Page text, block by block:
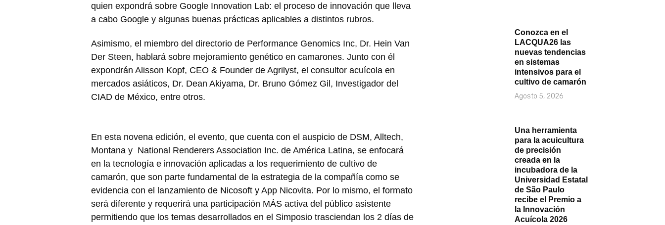
quien expondrá sobre Google Innovation Lab: el proceso de innovación que lleva
a cabo Google y algunas buenas prácticas aplicables a distintos rubros.
Asimismo, el miembro del directorio de Performance Genomics Inc, Dr. Hein Van
Der Steen, hablará sobre mejoramiento genético en camarones. Junto con él
expondrán Alisson Kopf, CEO & Founder de Agrilyst, el consultor acuícola en
mercados asiáticos, Dr. Dean Akiyama, Dr. Bruno Gómez Gil, Investigador del
CIAD de México, entre otros.
En esta novena edición, el evento, que cuenta con el auspicio de DSM, Alltech,
Montana y National Renderers Association Inc. de América Latina, se enfocará
en la tecnología e innovación aplicadas a los requerimiento de cultivo de
camarón, que son parte fundamental de la estrategia de la compañía como se
evidencia con el lanzamiento de Nicosoft y App Nicovita. Por lo mismo, el formato
será diferente y requerirá una participación MÁS activa del público asistente
permitiendo que los temas desarrollados en el Simposio trasciendan los 2 días de
Conozca en el
LACQUA26 las
nuevas tendencias
en sistemas
intensivos para el
cultivo de camarón
Agosto 5, 2026
Una herramienta
para la acuicultura
de precisión
creada en la
incubadora de la
Universidad Estatal
de São Paulo
recibe el Premio a
la Innovación
Acuícola 2026